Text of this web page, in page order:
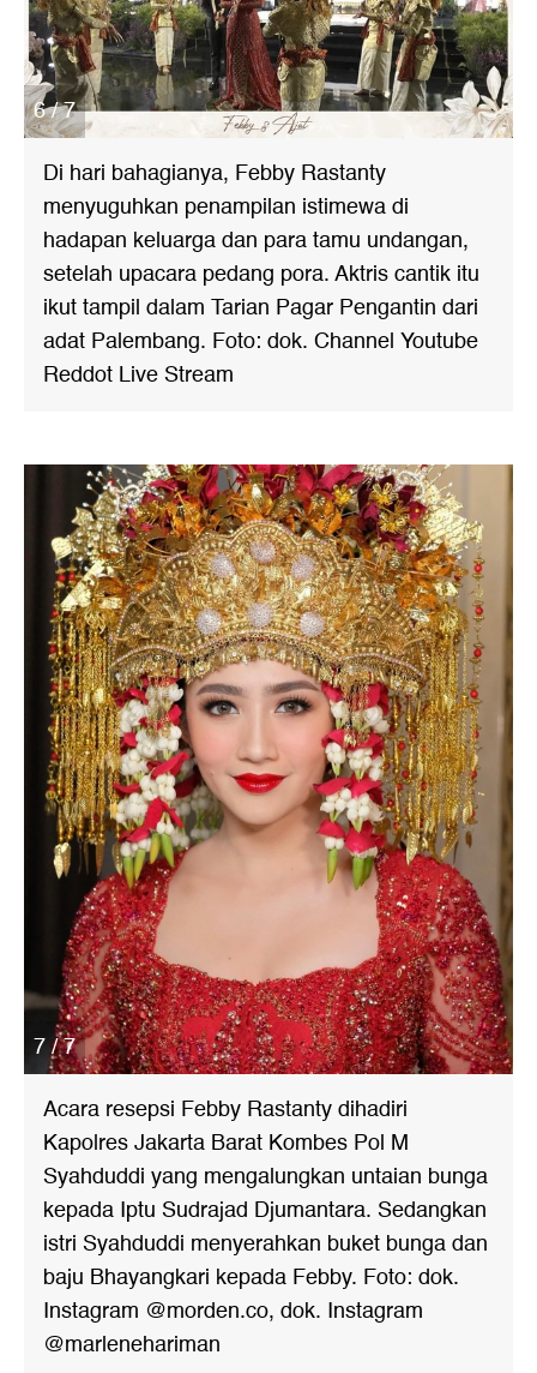
6 / 7
Di hari bahagianya, Febby Rastanty
menyuguhkan penampilan istimewa di
hadapan keluarga dan para tamu undangan,
setelah upacara pedang pora. Aktris cantik itu
ikut tampil dalam Tarian Pagar Pengantin dari
adat Palembang. Foto: dok. Channel Youtube
Reddot Live Stream
7 / 7
Acara resepsi Febby Rastanty dihadiri
Kapolres Jakarta Barat Kombes Pol M
Syahduddi yang mengalungkan untaian bunga
kepada Iptu Sudrajad Djumantara. Sedangkan
istri Syahduddi menyerahkan buket bunga dan
baju Bhayangkari kepada Febby. Foto: dok.
Instagram @morden.co, dok. Instagram
@marlenehariman